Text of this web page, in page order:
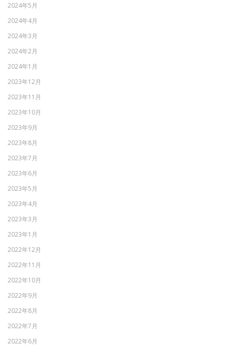
2024年5月
2024年4月
2024年3月
2024年2月
2024年1月
2023年12月
2023年11月
2023年10月
2023年9月
2023年8月
2023年7月
2023年6月
2023年5月
2023年4月
2023年3月
2023年1月
2022年12月
2022年11月
2022年10月
2022年9月
2022年8月
2022年7月
2022年6月